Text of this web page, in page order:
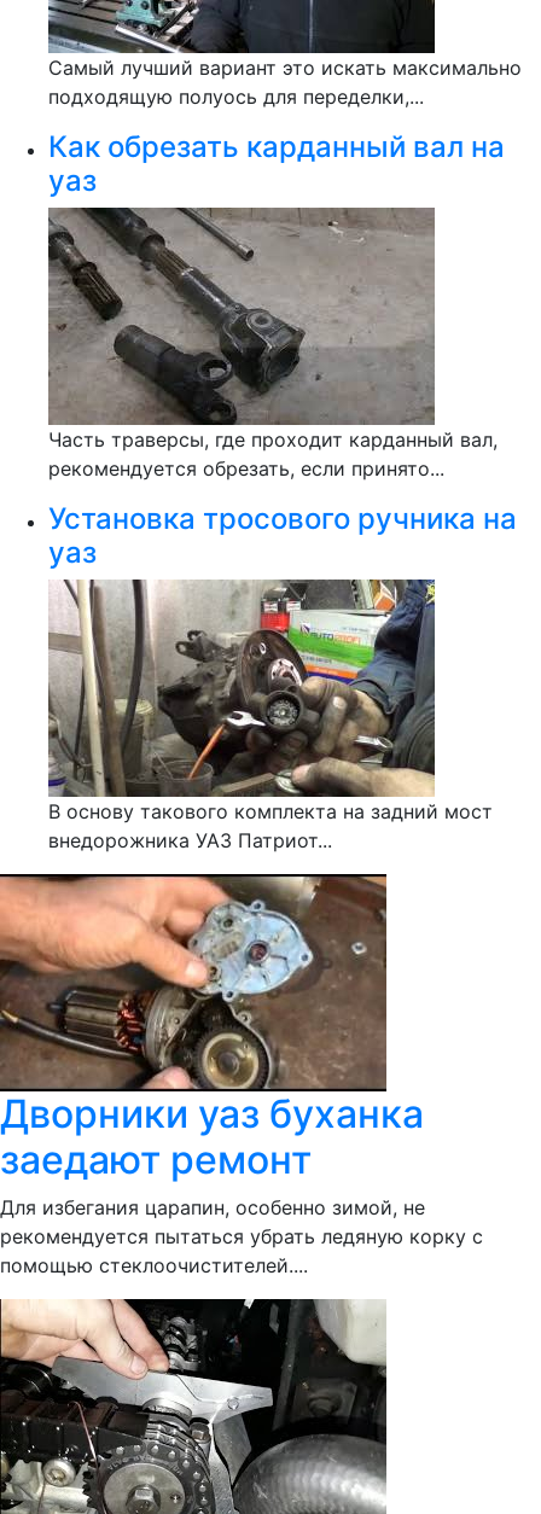
Самый лучший вариант это искать максимально
подходящую полуось для переделки,...
Как обрезать карданный вал на
уаз
Часть траверсы, где проходит карданный вал,
рекомендуется обрезать, если принято...
Установка тросового ручника на
уаз
В основу такового комплекта на задний мост
внедорожника УАЗ Патриот...
Дворники уаз буханка
заедают ремонт
Для избегания царапин, особенно зимой, не
рекомендуется пытаться убрать ледяную корку с
помощью стеклоочистителей....